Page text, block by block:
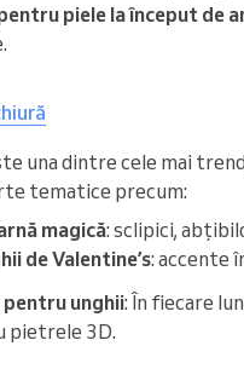
piele la început de
una dintre cele mai
tematice precum:
magică: sclipici,
de Valentine’s: accente
unghii: În fiecare
pietrele 3D.